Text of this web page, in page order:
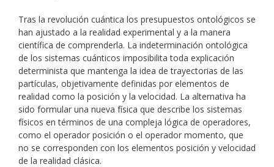
Tras la revolución cuántica los presupuestos ontológicos se
han ajustado a la realidad experimental y a la manera
científica de comprenderla. La indeterminación ontológica
de los sistemas cuánticos imposibilita toda explicación
determinista que mantenga la idea de trayectorias de las
partículas, objetivamente definidas por elementos de
realidad como la posición y la velocidad. La alternativa ha
sido formular una nueva física que describe los sistemas
físicos en términos de una compleja lógica de operadores,
como el operador posición o el operador momento, que
no se corresponden con los elementos posición y velocidad
de la realidad clásica.